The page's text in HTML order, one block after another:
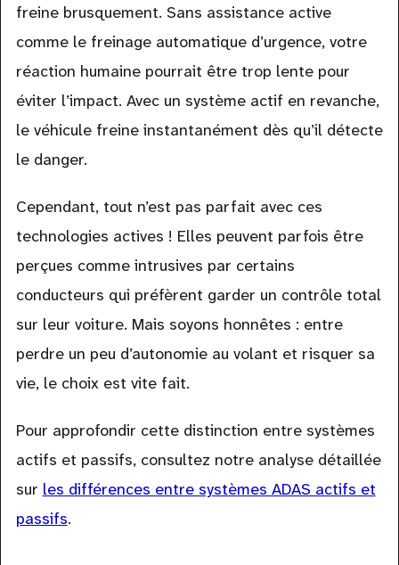
freine brusquement. Sans assistance active
comme le freinage automatique d’urgence, votre
réaction humaine pourrait être trop lente pour
éviter l’impact. Avec un système actif en revanche,
le véhicule freine instantanément dès qu’il détecte
le danger.
Cependant, tout n’est pas parfait avec ces
technologies actives ! Elles peuvent parfois être
perçues comme intrusives par certains
conducteurs qui préfèrent garder un contrôle total
sur leur voiture. Mais soyons honnêtes : entre
perdre un peu d’autonomie au volant et risquer sa
vie, le choix est vite fait.
Pour approfondir cette distinction entre systèmes
actifs et passifs, consultez notre analyse détaillée
sur les différences entre systèmes ADAS actifs et
passifs.